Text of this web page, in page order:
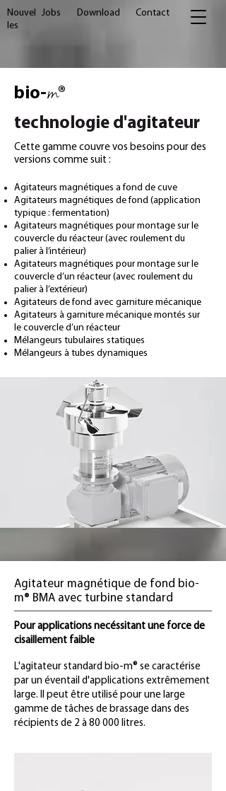
Nouvel
les
Jobs Download Contact
bio-m®
technologie d'agitateur
Cette gamme couvre vos besoins pour des
versions comme suit :
Agitateurs magnétiques a fond de cuve
Agitateurs magnétiques de fond (application
typique : fermentation)
Agitateurs magnétiques pour montage sur le
couvercle du réacteur(avec roulement du
palier à l’intérieur)
Agitateurs magnétiques pour montage sur le
couvercle d’un réacteur(avec roulement du
palier à l’extérieur)
Agitateurs de fond avec garniture mécanique
Agitateurs à garniture mécanique montés sur
le couvercle d’un réacteur
Mélangeurs tubulaires statiques
Mélangeurs à tubes dynamiques
Agitateur magnétique de fond bio-
m® BMA avec turbine standard
Pour applications necéssitant une force de
cisaillement faible
L'agitateur standard bio-m® se caractérise
par un éventail d'applications extrêmement
large. Il peut être utilisé pour une large
gamme de tâches de brassage dans des
récipients de 2 à 80 000 litres.